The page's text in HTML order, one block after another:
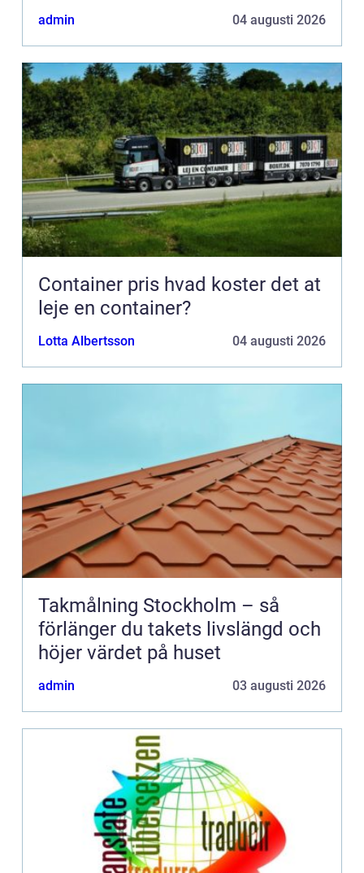
admin 04 augusti 2026
Container pris hvad koster det at
leje en container?
Lotta Albertsson 04 augusti 2026
Takmålning Stockholm – så
förlänger du takets livslängd och
höjer värdet på huset
admin 03 augusti 2026